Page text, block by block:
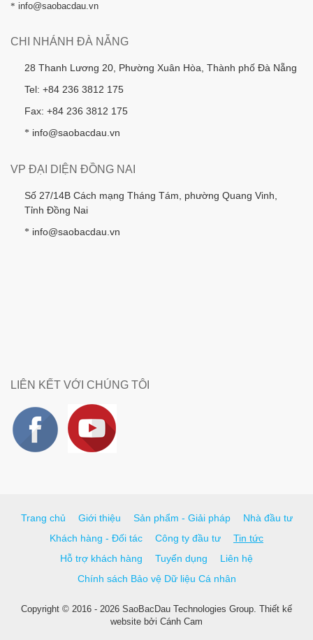
* info@saobacdau.vn
CHI NHÁNH ĐÀ NẴNG
28 Thanh Lương 20, Phường Xuân Hòa, Thành phố Đà Nẵng
Tel: +84 236 3812 175
Fax: +84 236 3812 175
* info@saobacdau.vn
VP ĐẠI DIỆN ĐỒNG NAI
Số 27/14B Cách mạng Tháng Tám, phường Quang Vinh,
Tỉnh Đồng Nai
* info@saobacdau.vn
LIÊN KẾT VỚI CHÚNG TÔI
Trang chủ Giới thiệu Sản phẩm - Giải pháp
Nhà đầu tư
Khách hàng - Đối tác
Công ty đầu tư
Tin tức
Hỗ trợ khách hàng
Tuyển dụng
Liên hệ
Chính sách Bảo vệ Dữ liệu Cá nhân
Copyright © 2016 - 2026 SaoBacDau Technologies Group. Thiết kế
website bởi Cánh Cam